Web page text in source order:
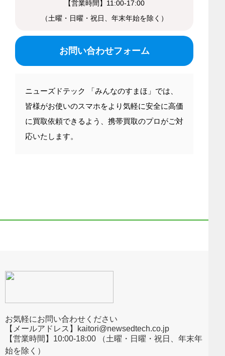
【営業時間】11:00-17:00
（土曜・日曜・祝日、年末年始を除く）
お問い合わせフォーム
ニューズドテック 「みんなのすまほ」では、
皆様がお使いのスマホをより気軽に安全に高価
に買取依頼できるよう、携帯買取のプロがご対
応いたします。
お気軽にお問い合わせください
【メールアドレス】kaitori@newsedtech.co.jp
【営業時間】10:00-18:00 （土曜・日曜・祝日、年末年
始を除く）